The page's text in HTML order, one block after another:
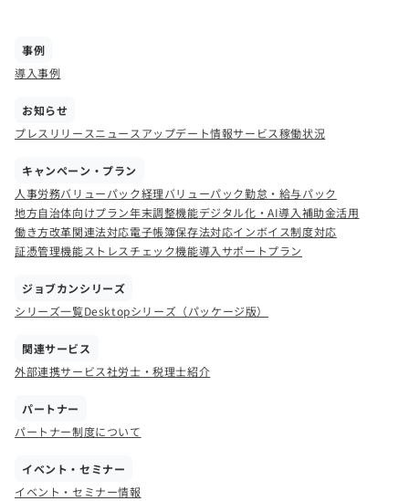
事例
導入事例
お知らせ
プレスリリースニュース アップデート情報サービス稼働状況
キャンペーン・プラン
人事労務バリューパック経理バリューパック勤怠・給与パック
地方自治体向けプラン年末調整機能デジタル化・AI導入補助金活用
働き方改革関連法対応電子帳簿保存法対応インボイス制度対応
証憑管理機能ストレスチェック機能導入サポートプラン
ジョブカンシリーズ
シリーズ一覧Desktopシリーズ（パッケージ版）
関連サービス
外部連携サービス社労士・税理士紹介
パートナー
パートナー制度について
イベント・セミナー
イベント・セミナー情報